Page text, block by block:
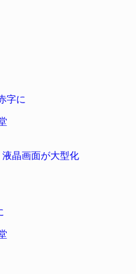
字に
液晶画面が大型化